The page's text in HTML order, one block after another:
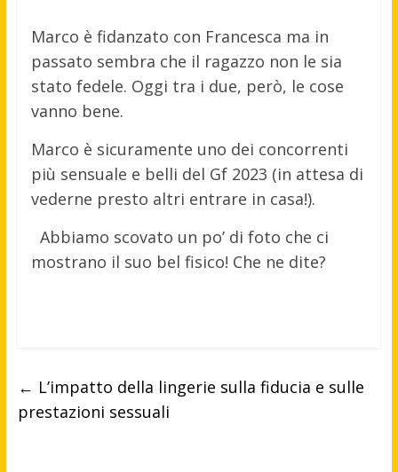
Marco è fidanzato con Francesca ma in
passato sembra che il ragazzo non le sia
stato fedele. Oggi tra i due, però, le cose
vanno bene.
Marco è sicuramente uno dei concorrenti
più sensuale e belli del Gf 2023 (in attesa di
vederne presto altri entrare in casa!).
Abbiamo scovato un po’ di foto che ci
mostrano il suo bel fisico! Che ne dite?
← L’impatto della lingerie sulla fiducia e sulle
prestazioni sessuali